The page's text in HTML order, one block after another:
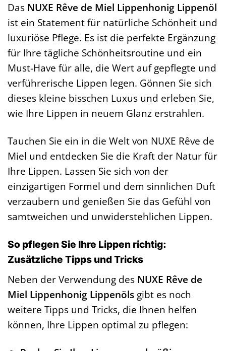
Das NUXE Rêve de Miel Lippenhonig Lippenöl
ist ein Statement für natürliche Schönheit und
luxuriöse Pflege. Es ist die perfekte Ergänzung
für Ihre tägliche Schönheitsroutine und ein
Must-Have für alle, die Wert auf gepflegte und
verführerische Lippen legen. Gönnen Sie sich
dieses kleine bisschen Luxus und erleben Sie,
wie Ihre Lippen in neuem Glanz erstrahlen.
Tauchen Sie ein in die Welt von NUXE Rêve de
Miel und entdecken Sie die Kraft der Natur für
Ihre Lippen. Lassen Sie sich von der
einzigartigen Formel und dem sinnlichen Duft
verzaubern und genießen Sie das Gefühl von
samtweichen und unwiderstehlichen Lippen.
So pflegen Sie Ihre Lippen richtig:
Zusätzliche Tipps und Tricks
Neben der Verwendung des NUXE Rêve de
Miel Lippenhonig Lippenöls gibt es noch
weitere Tipps und Tricks, die Ihnen helfen
können, Ihre Lippen optimal zu pflegen: